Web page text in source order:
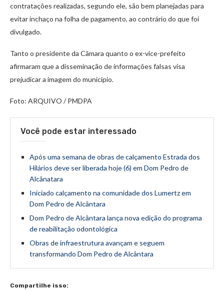
contratações realizadas, segundo ele, são bem planejadas para
evitar inchaço na folha de pagamento, ao contrário do que foi
divulgado.
Tanto o presidente da Câmara quanto o ex-vice-prefeito
afirmaram que a disseminação de informações falsas visa
prejudicar a imagem do município.
Foto: ARQUIVO / PMDPA
Você pode estar interessado
Após uma semana de obras de calçamento Estrada dos
Hilários deve ser liberada hoje (6) em Dom Pedro de
Alcânatara
Iniciado calçamento na comunidade dos Lumertz em
Dom Pedro de Alcântara
Dom Pedro de Alcântara lança nova edição do programa
de reabilitação odontológica
Obras de infraestrutura avançam e seguem
transformando Dom Pedro de Alcântara
Compartilhe isso: